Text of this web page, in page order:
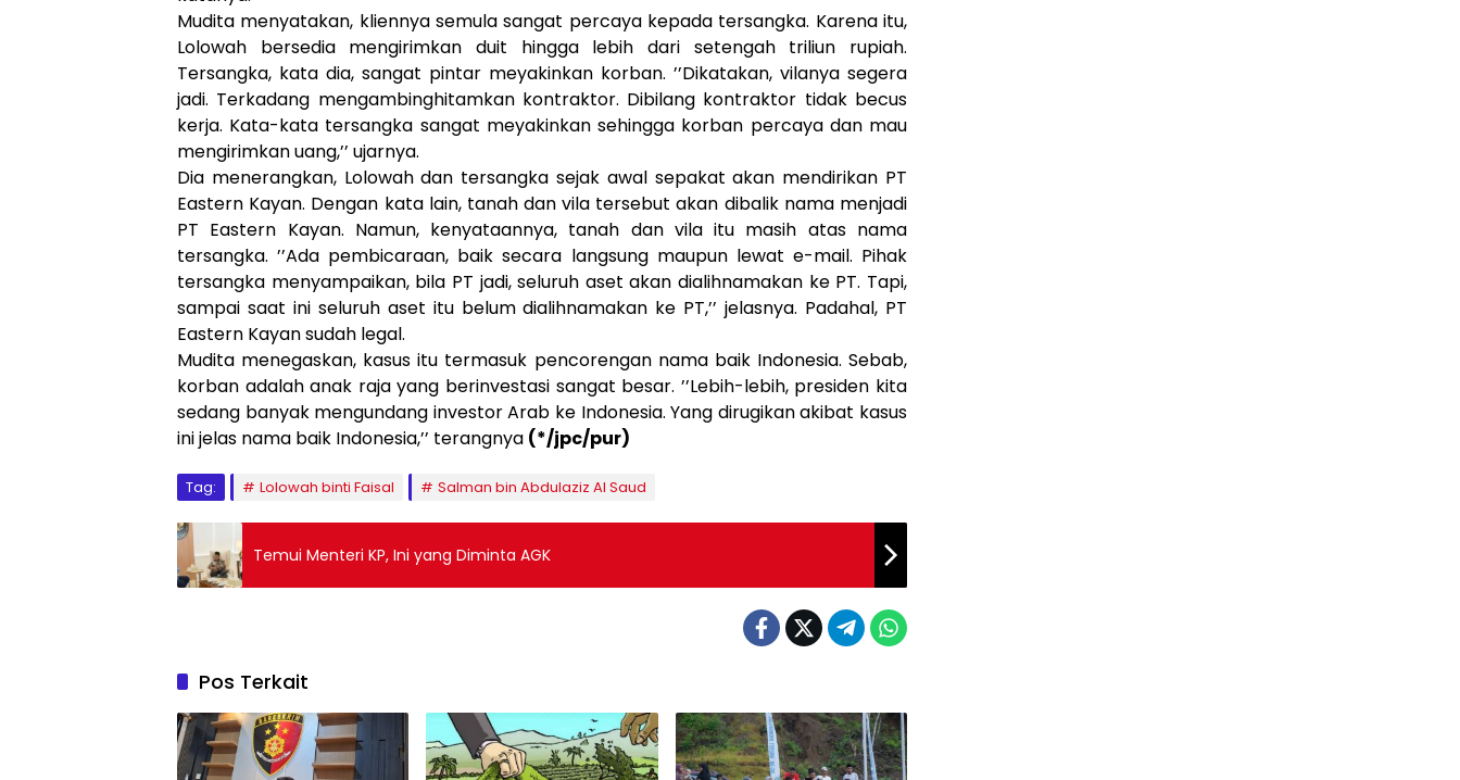
Mudita menyatakan, kliennya semula sangat percaya kepada tersangka. Karena itu,
Lolowah bersedia mengirimkan duit hingga lebih dari setengah triliun rupiah.
Tersangka, kata dia, sangat pintar meyakinkan korban. ’’Dikatakan, vilanya segera
jadi. Terkadang mengambinghitamkan kontraktor. Dibilang kontraktor tidak becus
kerja. Kata-kata tersangka sangat meyakinkan sehingga korban percaya dan mau
mengirimkan uang,’’ ujarnya.
Dia menerangkan, Lolowah dan tersangka sejak awal sepakat akan mendirikan PT
Eastern Kayan. Dengan kata lain, tanah dan vila tersebut akan dibalik nama menjadi
PT Eastern Kayan. Namun, kenyataannya, tanah dan vila itu masih atas nama
tersangka. ’’Ada pembicaraan, baik secara langsung maupun lewat e-mail. Pihak
tersangka menyampaikan, bila PT jadi, seluruh aset akan dialihnamakan ke PT. Tapi,
sampai saat ini seluruh aset itu belum dialihnamakan ke PT,’’ jelasnya. Padahal, PT
Eastern Kayan sudah legal.
Mudita menegaskan, kasus itu termasuk pencorengan nama baik Indonesia. Sebab,
korban adalah anak raja yang berinvestasi sangat besar. ’’Lebih-lebih, presiden kita
sedang banyak mengundang investor Arab ke Indonesia. Yang dirugikan akibat kasus
ini jelas nama baik Indonesia,’’ terangnya (*/jpc/pur)
Tag: Lolowah binti Faisal Salman bin Abdulaziz Al Saud
Temui Menteri KP, Ini yang Diminta AGK
Pos Terkait